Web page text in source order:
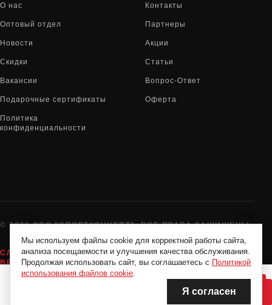
6 594 Р
НЕТ В НАЛИЧИИ
НЕТ В НАЛИЧИИ
О нас Контакты
Оптовый отдел Партнеры
Новости Акции
Скидки Статьи
Вакансии Вопрос-Ответ
Подарочные сертификаты Оферта
Политика
конфиденциальности
© 2026 ООО "СПОРТКОНЦЕПТ". ВСЕ ПРАВА ЗАЩИЩЕНЫ
СЛУЖБА ПОДДЕРЖКИ:8-800-775-72-05
ВРЕМЯ РАБОТЫ:
10:00 - 19:00 ЕЖЕДНЕВНО
Мы используем файлы cookie для корректной работы сайта,
анализа посещаемости и улучшения качества обслуживания.
Продолжая использовать сайт, вы соглашаетесь с Политикой
использования файлов cookie.
Я согласен